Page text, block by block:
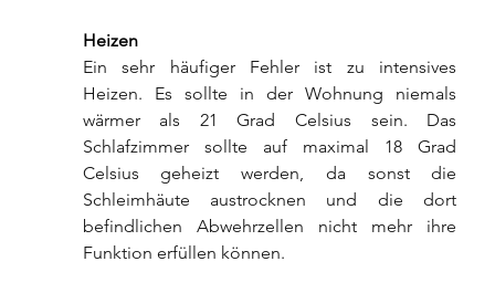
Heizen
Ein sehr häufiger Fehler ist zu intensives
Heizen. Es sollte in der Wohnung niemals
wärmer als 21 Grad Celsius sein. Das
Schlafzimmer sollte auf maximal 18 Grad
Celsius geheizt werden, da sonst die
Schleimhäute austrocknen und die dort
befindlichen Abwehrzellen nicht mehr ihre
Funktion erfüllen können.